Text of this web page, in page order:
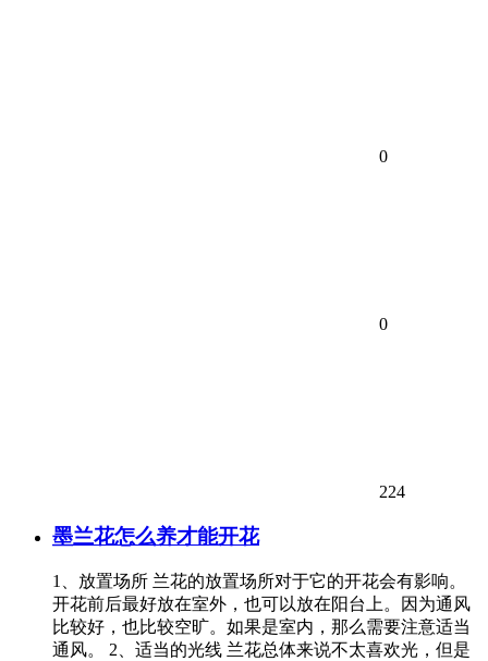
0
0
224
墨兰花怎么养才能开花
1、放置场所 兰花的放置场所对于它的开花会有影响。
开花前后最好放在室外，也可以放在阳台上。因为通风
比较好，也比较空旷。如果是室内，那么需要注意适当
通风。 2、适当的光线 兰花总体来说不太喜欢光，但是